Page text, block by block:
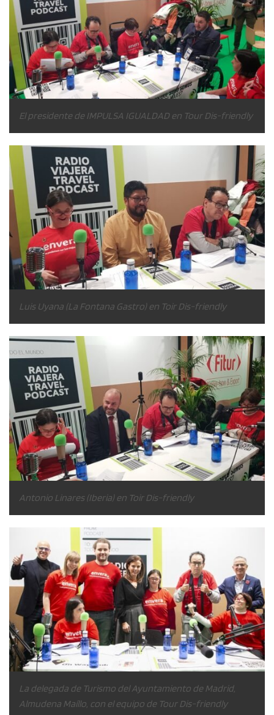
El presidente de IMPULSA IGUALDAD en Tour Dis-friendly
Luis Uyana (La Fontana Gastro) en Toir Dis-friendly
Antonio Linares (Iberia) en Toir Dis-friendly
La delegada de Turismo del Ayuntamiento de Madrid,
Almudena Maíllo, con el equipo de Tour Dis-friendly